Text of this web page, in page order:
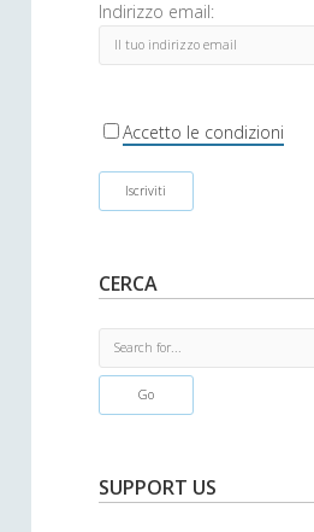
r
o
k
e
b
r
Indirizzo email:
Accetto le condizioni
CERCA
e
h
SUPPORT US